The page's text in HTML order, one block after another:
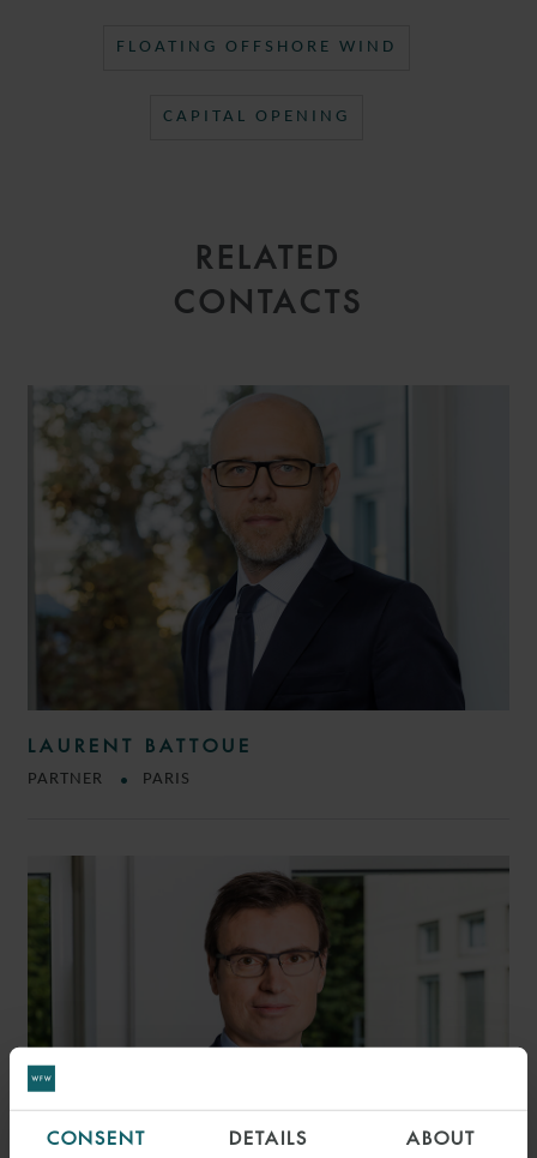
CONSENT DETAILS ABOUT
FLOATING OFFSHORE WIND
CAPITAL OPENING
RELATED
CONTACTS
LAURENT BATTOUE
PARTNER PARIS